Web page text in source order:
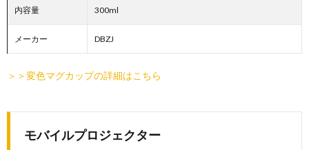
内容量 300ml
メーカー DBZJ
＞＞変色マグカップの詳細はこちら
モバイルプロジェクター